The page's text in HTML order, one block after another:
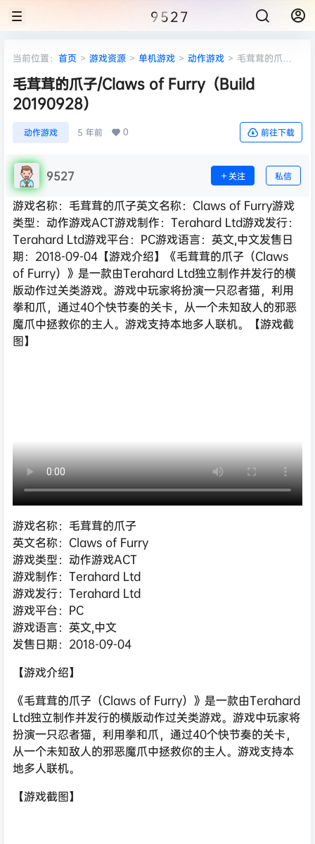
9527
当前位置： 首页 > 游戏资源 > 单机游戏 > 动作游戏 > 毛茸茸的爪
毛茸茸的爪子/Claws of Furry（Build
20190928）
动作游戏 5 年前 0 前往下载
9527 关注 私信
游戏名称：毛茸茸的爪子英文名称：Claws of Furry游戏
类型：动作游戏ACT游戏制作：Terahard Ltd游戏发行：
Terahard Ltd游戏平台：PC游戏语言：英文,中文发售日
期：2018-09-04【游戏介绍】《毛茸茸的爪子（Claws
of Furry）》是一款由Terahard Ltd独立制作并发行的横
版动作过关类游戏。游戏中玩家将扮演一只忍者猫，利用
拳和爪，通过40个快节奏的关卡，从一个未知敌人的邪恶
魔爪中拯救你的主人。游戏支持本地多人联机。【游戏截
图】
游戏名称：毛茸茸的爪子
英文名称：Claws of Furry
游戏类型：动作游戏ACT
游戏制作：Terahard Ltd
游戏发行：Terahard Ltd
游戏平台：PC
游戏语言：英文,中文
发售日期：2018-09-04
【游戏介绍】
《毛茸茸的爪子（Claws of Furry）》是一款由Terahard
Ltd独立制作并发行的横版动作过关类游戏。游戏中玩家将
扮演一只忍者猫，利用拳和爪，通过40个快节奏的关卡，
从一个未知敌人的邪恶魔爪中拯救你的主人。游戏支持本
地多人联机。
【游戏截图】